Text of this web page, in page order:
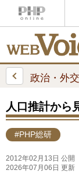
政治・外交
人口推計から
#PHP総研
2012年02月13日 公開
2026年07月06日 更新